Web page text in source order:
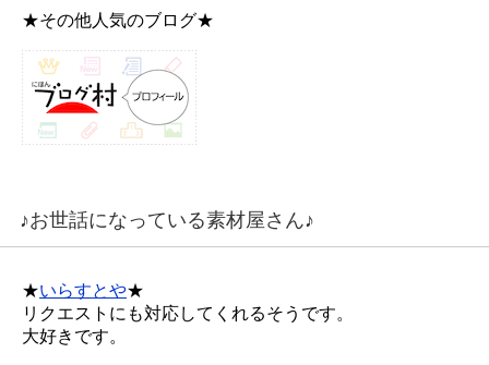
★その他人気のブログ★
♪お世話になっている素材屋さん♪
★いらすとや★
リクエストにも対応してくれるそうです。
大好きです。